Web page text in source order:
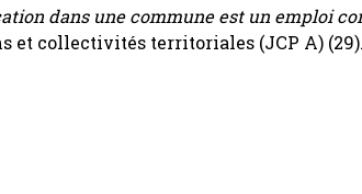
dans une commune est un emploi
et collectivités territoriales (JCP A)